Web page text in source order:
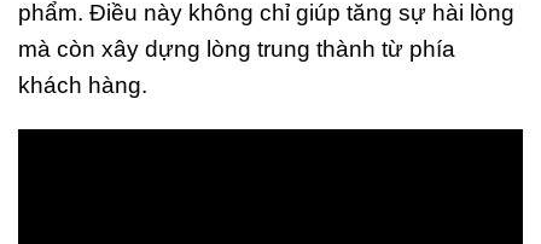
phẩm. Điều này không chỉ giúp tăng sự hài lòng
mà còn xây dựng lòng trung thành từ phía
khách hàng.